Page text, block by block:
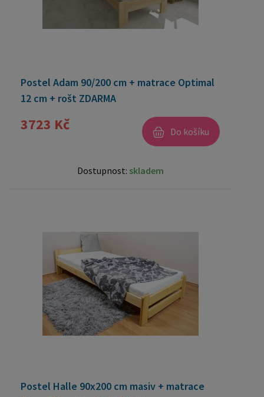
Postel Adam 90/200 cm + matrace Optimal
12 cm + rošt ZDARMA
3723 Kč Do košíku
Dostupnost: skladem
Postel Halle 90x200 cm masiv + matrace